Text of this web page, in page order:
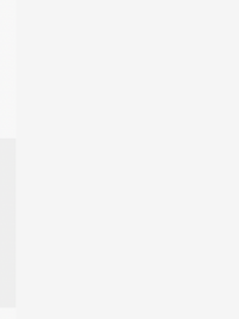
加者の皆様は、参加者間、参
口、嫌がらせ、いじめ、過度